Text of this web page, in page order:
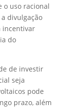
o uso racional
divulgação
incentivar
do
de investir
seja
pode
prazo, além